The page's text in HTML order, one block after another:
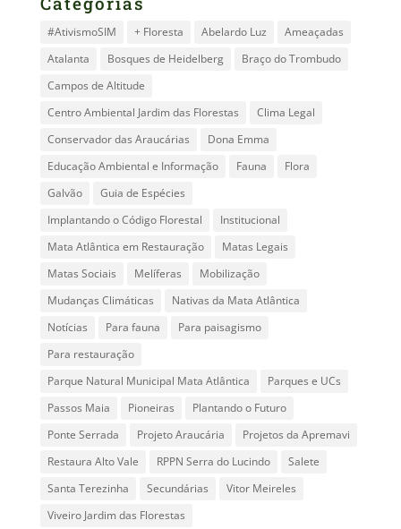
#AtivismoSIM + Floresta Abelardo Luz
Ameaçadas
Atalanta
Bosques de Heidelberg
Braço do Trombudo
Campos de Altitude
Centro Ambiental Jardim das Florestas
Clima Legal
Conservador das Araucárias
Dona Emma
Educação Ambiental e Informação
Fauna
Flora
Galvão
Guia de Espécies
Implantando o Código Florestal
Institucional
Mata Atlântica em Restauração
Matas Legais
Matas Sociais
Melíferas
Mobilização
Mudanças Climáticas
Nativas da Mata Atlântica
Notícias
Para fauna
Para paisagismo
Para restauração
Parque Natural Municipal Mata Atlântica
Parques e UCs
Passos Maia
Pioneiras
Plantando o Futuro
Ponte Serrada
Projeto Araucária
Projetos da Apremavi
Restaura Alto Vale
RPPN Serra do Lucindo
Salete
Santa Terezinha
Secundárias
Vitor Meireles
Viveiro Jardim das Florestas